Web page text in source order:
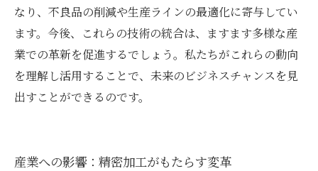
なり、不良品の削減や生産ラインの最適化に寄与してい
ます。今後、これらの技術の統合は、ますます多様な産
業での革新を促進するでしょう。私たちがこれらの動向
を理解し活用することで、未来のビジネスチャンスを見
出すことができるのです。
産業への影響：精密加工がもたらす変革